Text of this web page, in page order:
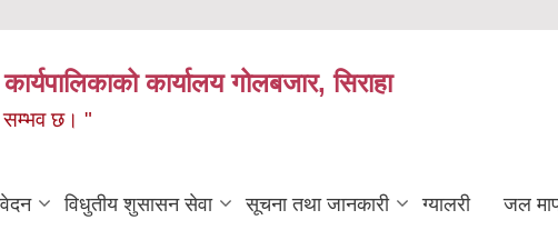
कार्यालय गोलबजार, सिराहा
सम्भव छ। "
विधुतीय शुसासन सेवा सूचना तथा जानकारी ग्यालरी जल